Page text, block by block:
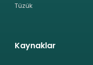
Tüzük
Kaynaklar